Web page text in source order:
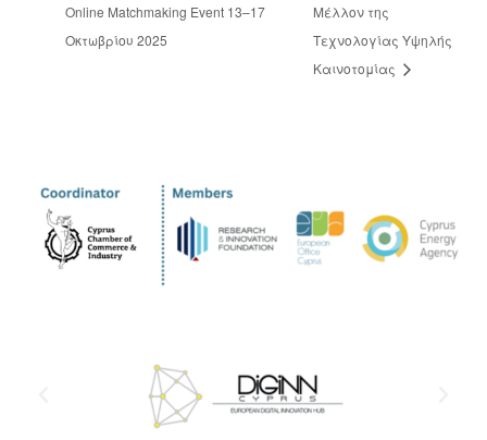
Online Matchmaking Event 13–17
Οκτωβρίου 2025
Μέλλον της
Τεχνολογίας Υψηλής
Καινοτομίας